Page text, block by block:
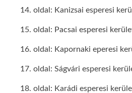
14. oldal: Kanizsai esperesi
15. oldal: Pacsai esperesi
16. oldal: Kapornaki eperesi
17. oldal: Ságvári esperesi
18. oldal: Karádi esperesi